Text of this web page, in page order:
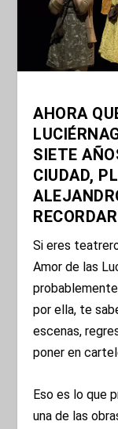
AHORA
SIETE
CIUDAD,
Si eres
Amor de las
por ella, te
escenas,
poner en
Eso es lo que
una de las